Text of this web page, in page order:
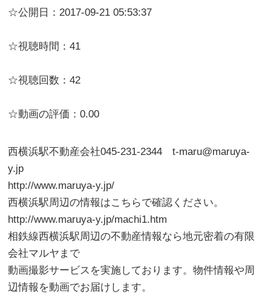
☆公開日：2017-09-21 05:53:37
☆視聴時間：41
☆視聴回数：42
☆動画の評価：0.00
西横浜駅不動産会社045-231-2344 t-maru@maruya-
y.jp
http://www.maruya-y.jp/
西横浜駅周辺の情報はこちらで確認ください。
http://www.maruya-y.jp/machi1.htm
相鉄線西横浜駅周辺の不動産情報なら地元密着の有限
会社マルヤまで
動画撮影サービスを実施しております。物件情報や周
辺情報を動画でお届けします。